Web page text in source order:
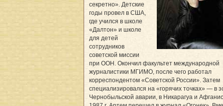
секретно». Детские
годы провел в США,
где учился в школе
«Далтон» и школе
для детей
сотрудников
советской миссии
при ООН. Окончил факультет международной
журналистики МГИМО, после чего работал
корреспондентом «Советской России». Затем
специализировался на «горячих точках» — в
Чернобыльской аварии, в Никарагуа и